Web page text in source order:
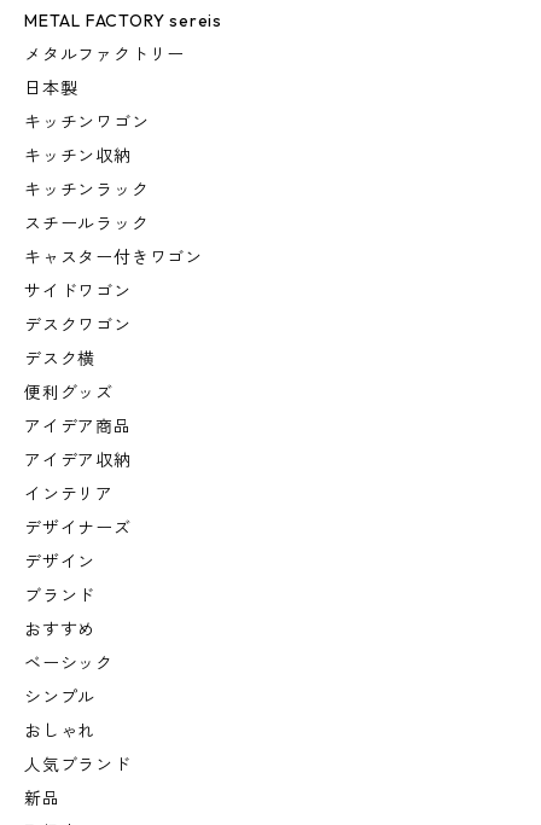
METAL FACTORY sereis
メタルファクトリー
日本製
キッチンワゴン
キッチン収納
キッチンラック
スチールラック
キャスター付きワゴン
サイドワゴン
デスクワゴン
デスク横
便利グッズ
アイデア商品
アイデア収納
インテリア
デザイナーズ
デザイン
ブランド
おすすめ
ベーシック
シンプル
おしゃれ
人気ブランド
新品